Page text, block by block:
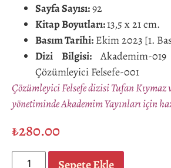
Sayfa Sayısı:92
Kitap Boyutları:13,5 x 21 cm.
Basım Tarihi: Ekim 2023 [1.
Dizi Bilgisi:Akademim-
Çözümleyici Felsefe-001
Çözümleyici Felsefe dizisi Tufan Kıymaz
yönetiminde Akademim Yayınları için
₺280.00
Sepete Ekle